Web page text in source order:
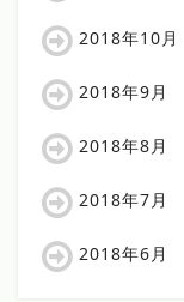
2018年10月
2018年9月
2018年8月
2018年7月
2018年6月